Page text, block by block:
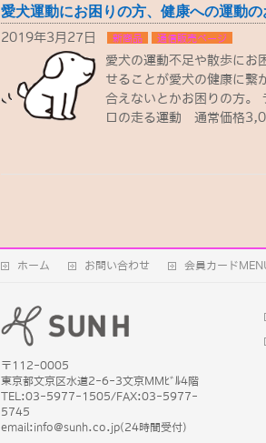
愛犬運動にお困りの方、健康への運動の
2019年3月27日 新商品 通信販売ページ
愛犬の運動不足や散歩にお
せることが愛犬の健康に繋
合えないとかお困りの方。
ロの走る運動 通常価格
ホーム お問い合わせ 会員カード
〒112-0005
東京都文京区水道2-6-3文京MMﾋﾞﾙ4階
TEL:03-5977-1505/FAX:03-5977-
5745
email:info@sunh.co.jp(24時間受付)